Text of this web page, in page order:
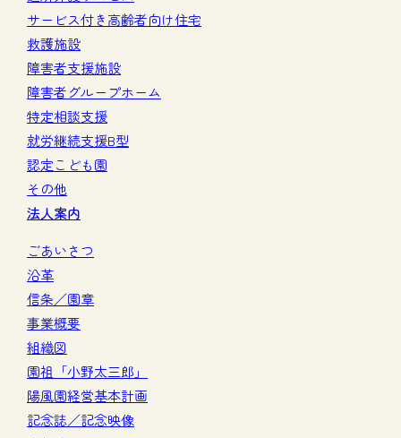
サービス付き高齢者向け住宅
救護施設
障害者支援施設
障害者グループホーム
特定相談支援
就労継続支援B型
認定こども園
その他
法人案内
ごあいさつ
沿革
信条／園章
事業概要
組織図
園祖「小野太三郎」
陽風園経営基本計画
記念誌／記念映像